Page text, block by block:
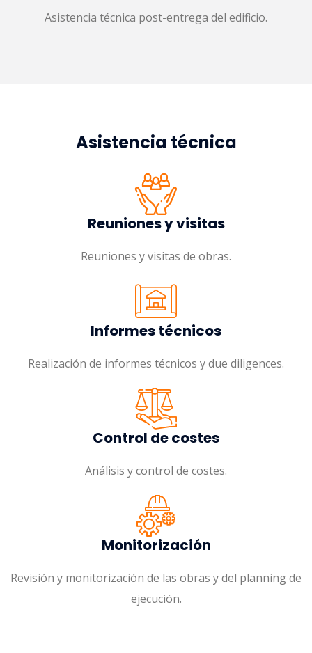
Asistencia técnica post-entrega del edificio.
Asistencia técnica
Reuniones y visitas
Reuniones y visitas de obras.
Informes técnicos
Realización de informes técnicos y due diligences.
Control de costes
Análisis y control de costes.
Monitorización
Revisión y monitorización de las obras y del planning de
ejecución.